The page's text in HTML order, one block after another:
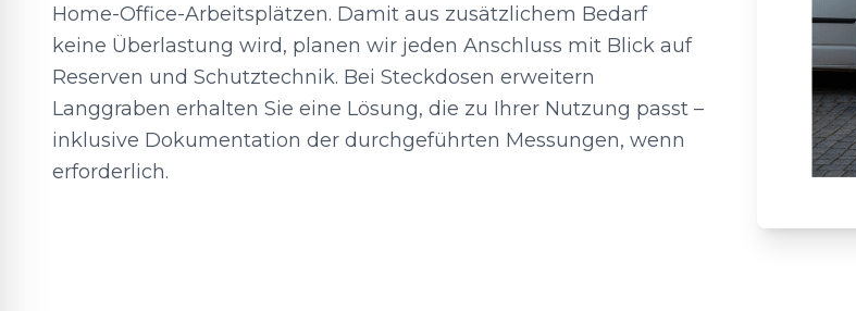
Home-Office-Arbeitsplätzen. Damit aus zusätzlichem Bedarf
keine Überlastung wird, planen wir jeden Anschluss mit Blick auf
Reserven und Schutztechnik. Bei Steckdosen erweitern
Langgraben erhalten Sie eine Lösung, die zu Ihrer Nutzung passt –
inklusive Dokumentation der durchgeführten Messungen, wenn
erforderlich.